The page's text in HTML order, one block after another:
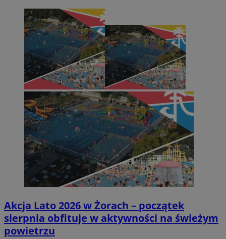
Akcja Lato 2026 w Żorach – początek
sierpnia obfituje w aktywności na świeżym
powietrzu